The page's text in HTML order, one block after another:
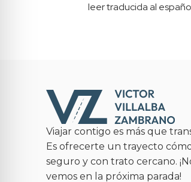
leer traducida al
Viajar contigo es más que
Es ofrecerte un trayecto
seguro y con trato cercano.
vemos en la próxima parada!